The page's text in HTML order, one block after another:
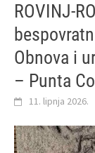
ROVINJ-
Obnova i
– Punta
11. lipnja 2026.